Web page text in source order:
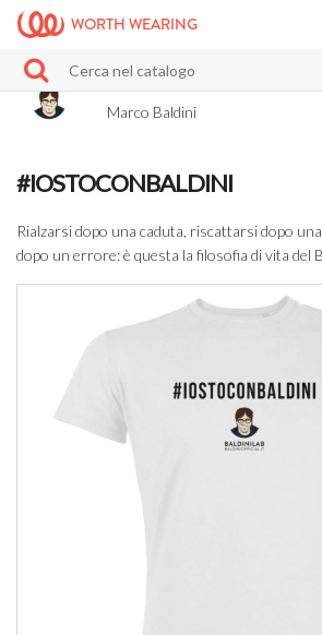
WORTH WEARING
Marco Baldini
#IOSTOCONBALDINI
Rialzarsi dopo una caduta, riscattarsi dopo
dopo un errore: è questa la filosofia di vita del